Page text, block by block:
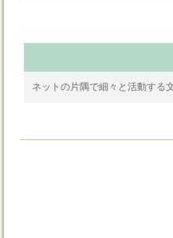
ネットの片隅で細々と活動する